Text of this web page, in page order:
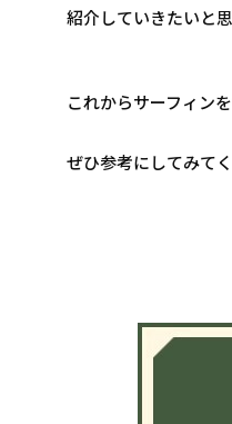
紹介していきたいと思
これからサーフィン
ぜひ参考にしてみてく